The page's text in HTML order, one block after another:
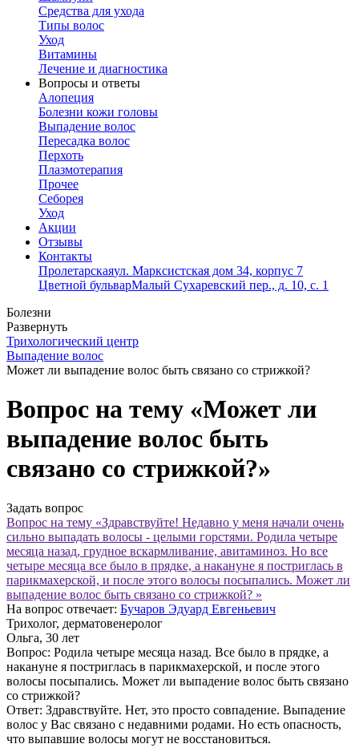
Средства для ухода
Типы волос
Уход
Витамины
Лечение и диагностика
Вопросы и ответы
Алопеция
Болезни кожи головы
Выпадение волос
Пересадка волос
Перхоть
Плазмотерапия
Прочее
Себорея
Уход
Акции
Отзывы
Контакты
Пролетарскаяул. Марксистская дом 34, корпус 7
Цветной бульварМалый Сухаревский пер., д. 10, с. 1
Болезни
Развернуть
Трихологический центр
Выпадение волос
Может ли выпадение волос быть связано со стрижкой?
Вопрос на тему «Может ли
выпадение волос быть
связано со стрижкой?»
Задать вопрос
Вопрос на тему «Здравствуйте! Недавно у меня начали очень
сильно выпадать волосы - целыми горстями. Родила четыре
месяца назад, грудное вскармливание, авитаминоз. Но все
четыре месяца все было в прядке, а накануне я постриглась в
парикмахерской, и после этого волосы посыпались. Может ли
выпадение волос быть связано со стрижкой? »
На вопрос отвечает: Бучаров Эдуард Евгеньевич
Трихолог, дерматовенеролог
Ольга, 30 лет
Вопрос: Родила четыре месяца назад. Все было в прядке, а
накануне я постриглась в парикмахерской, и после этого
волосы посыпались. Может ли выпадение волос быть связано
со стрижкой?
Ответ: Здравствуйте. Нет, это просто совпадение. Выпадение
волос у Вас связано с недавними родами. Но есть опасность,
что выпавшие волосы могут не восстановиться.